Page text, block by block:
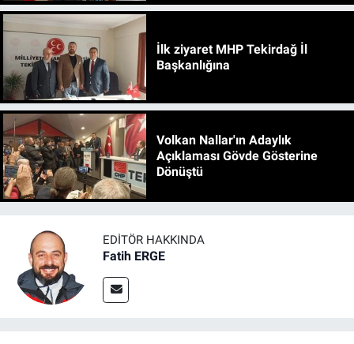
İlk ziyaret MHP Tekirdağ İl
Başkanlığına
Volkan Nallar'ın Adaylık
Açıklaması Gövde Gösterine
Dönüştü
EDITÖR HAKKINDA
Fatih ERGE